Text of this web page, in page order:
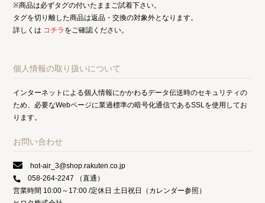
※商品は必ずタグの付いたままご試着下さい。
タグを切り離した商品は返品・交換の対象外となります。
詳しくは コチラ をご確認ください。
個人情報の取り扱いについて
インターネットによる個人情報にかかわるデータ伝送時のセキュリティの
ため、必要なWebページに業過標準の暗号化通信であるSSLを使用してお
ります。
お問い合わせ
hot-air_3@shop.rakuten.co.jp
058-264-2247 （直通）
営業時間 10:00～17:00 /定休日 土日祝日（カレンダー参照）